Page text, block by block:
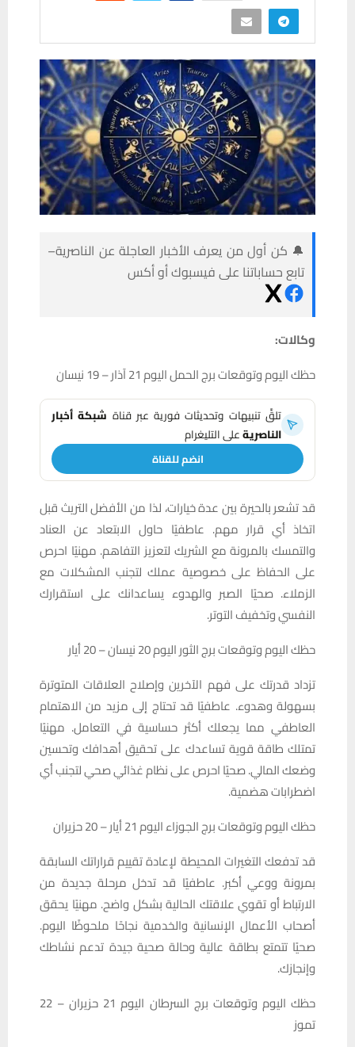
🔔 كن أول من يعرف الأخبار العاجلة عن الناصرية–
تابع حساباتنا على فيسبوك أو أكس
وكالات:
حظك اليوم وتوقعات برج الحمل اليوم 21 آذار – 19 نيسان
تلقَّ تنبيهات وتحديثات فورية عبر قناة شبكة أخبار
الناصريةعلى التليغرام
انضم للقناة
قد تشعر بالحيرة بين عدة خيارات، لذا من الأفضل التريث قبل
اتخاذ أي قرار مهم. عاطفيًا حاول الابتعاد عن العناد
والتمسك بالمرونة مع الشريك لتعزيز التفاهم. مهنيًا احرص
على الحفاظ على خصوصية عملك لتجنب المشكلات مع
الزملاء. صحيًا الصبر والهدوء يساعدانك على استقرارك
النفسي وتخفيف التوتر.
حظك اليوم وتوقعات برج الثور اليوم 20 نيسان – 20 أيار
تزداد قدرتك على فهم الآخرين وإصلاح العلاقات المتوترة
بسهولة وهدوء. عاطفيًا قد تحتاج إلى مزيد من الاهتمام
العاطفي مما يجعلك أكثر حساسية في التعامل. مهنيًا
تمتلك طاقة قوية تساعدك على تحقيق أهدافك وتحسين
وضعك المالي. صحيًا احرص على نظام غذائي صحي لتجنب أي
اضطرابات هضمية.
حظك اليوم وتوقعات برج الجوزاء اليوم 21 أيار – 20 حزيران
قد تدفعك التغيرات المحيطة لإعادة تقييم قراراتك السابقة
بمرونة ووعي أكبر. عاطفيًا قد تدخل مرحلة جديدة من
الارتباط أو تقوي علاقتك الحالية بشكل واضح. مهنيًا يحقق
أصحاب الأعمال الإنسانية والخدمية نجاحًا ملحوظًا اليوم.
صحيًا تتمتع بطاقة عالية وحالة صحية جيدة تدعم نشاطك
وإنجازك.
حظك اليوم وتوقعات برج السرطان اليوم 21 حزيران – 22
تموز